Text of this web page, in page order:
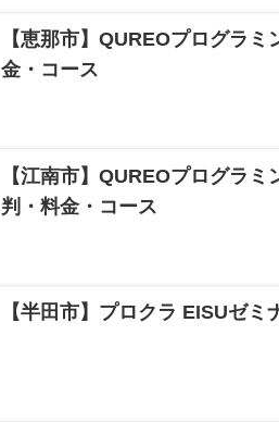
【恵那市】QUREOプログラ
金・コース
【江南市】QUREOプログラ
判・料金・コース
【半田市】プロクラ EISUゼ